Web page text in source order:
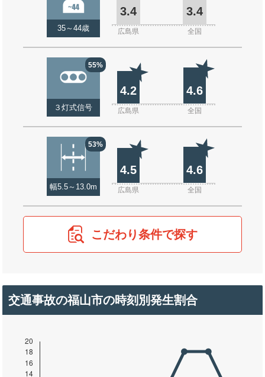
35～44歳
3.4 3.4
広島県 全国
55%
３灯式信号
4.2 4.6
広島県 全国
53%
幅5.5～13.0m
4.5 4.6
広島県 全国
こだわり条件で探す
交通事故の福山市の時刻別発生割合